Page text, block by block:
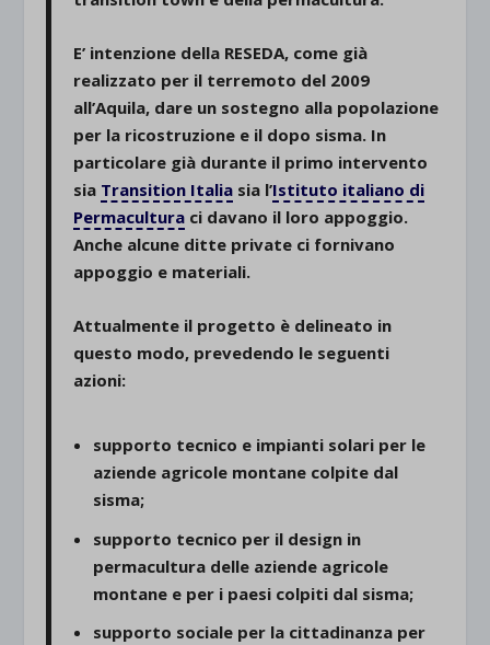
E’ intenzione della RESEDA, come già
realizzato per il terremoto del 2009
all’Aquila, dare un sostegno alla popolazione
per la ricostruzione e il dopo sisma. In
particolare già durante il primo intervento
sia Transition Italia sia l’Istituto italiano di
Permacultura ci davano il loro appoggio.
Anche alcune ditte private ci fornivano
appoggio e materiali.
Attualmente il progetto è delineato in
questo modo, prevedendo le seguenti
azioni:
supporto tecnico e impianti solariper le
aziende agricole montane colpite dal
sisma;
supporto tecnico per il design in
permaculturadelle aziende agricole
montane e per i paesi colpiti dal sisma;
supporto sociale per la cittadinanza per